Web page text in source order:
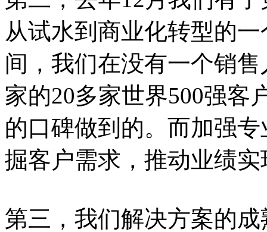
从试水到商业化转型的
间，我们在没有一个销
家的20多家世界500强客
的口碑做到的。而加强
掘客户需求，推动业绩
第三，我们解决方案的